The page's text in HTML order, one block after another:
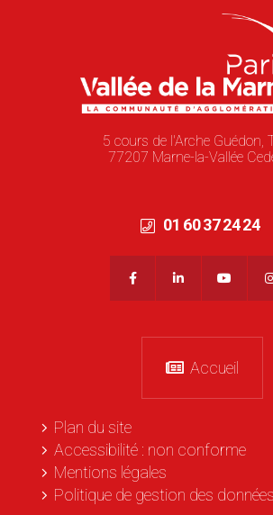
5 cours de l'Arche Guédon,
77207 Marne-la-Vallée
01 60 37 24 24
Accueil
Plan du site
Accessibilité : non conforme
Mentions légales
Politique de gestion des